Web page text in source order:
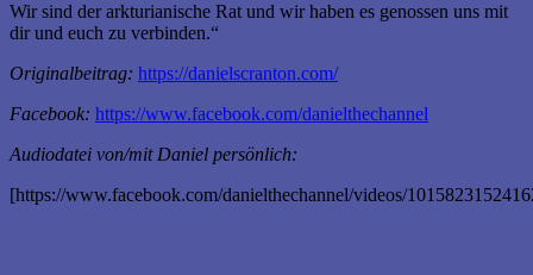
Wir sind der arkturianische Rat und wir haben es genossen uns mit
dir und euch zu verbinden.“
Originalbeitrag: https://danielscranton.com/
Facebook: https://www.facebook.com/danielthechannel
Audiodatei von/mit Daniel persönlich:
[https://www.facebook.com/danielthechannel/videos/